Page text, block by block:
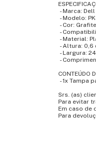
- Marca: Dell
- Modelo:
- Cor: Grafite
-
- Material:
- Altura: 0,6
- Largura:
-
CONTEÚDO
- 1x Tampa
Srs. (as)
Para evitar
Em caso de
Para